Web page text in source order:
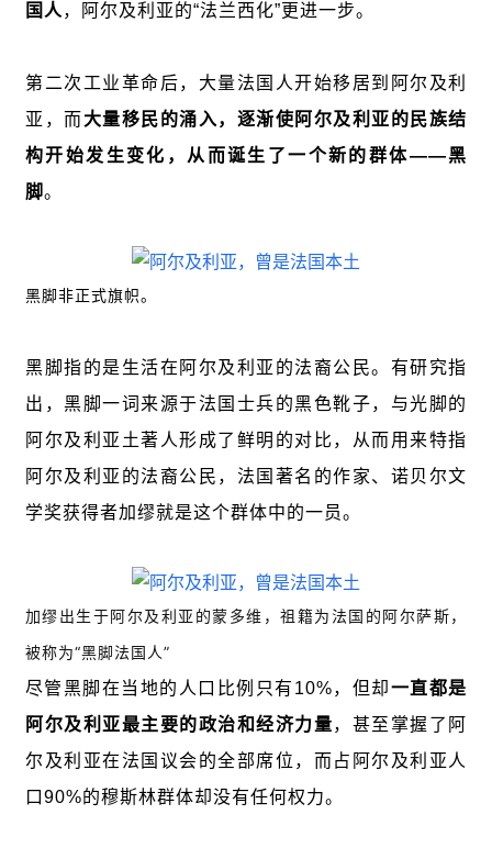
国人 ，阿尔及利亚的“法兰西化”更进一步。
第二次工业革命后，大量法国人开始移居到阿尔及利
亚，而 大量移民的涌入，逐渐使阿尔及利亚的民族结
构开始发生变化，从而诞生了一个新的群体——黑
脚。
黑脚非正式旗帜。
黑脚指的是生活在阿尔及利亚的法裔公民。有研究指
出，黑脚一词来源于法国士兵的黑色靴子，与光脚的
阿尔及利亚土著人形成了鲜明的对比，从而用来特指
阿尔及利亚的法裔公民，法国著名的作家、诺贝尔文
学奖获得者加缪就是这个群体中的一员。
加缪出生于阿尔及利亚的蒙多维，祖籍为法国的阿尔萨斯，
被称为“黑脚法国人”
尽管黑脚在当地的人口比例只有10%，但却一直都是
阿尔及利亚最主要的政治和经济力量，甚至掌握了阿
尔及利亚在法国议会的全部席位，而占阿尔及利亚人
口90%的穆斯林群体却没有任何权力。